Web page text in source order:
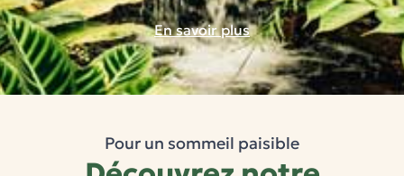
En savoir plus
Pour un sommeil paisible